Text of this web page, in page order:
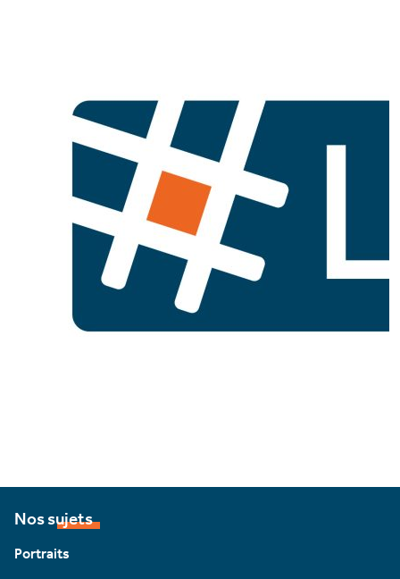
Nos sujets
Portraits